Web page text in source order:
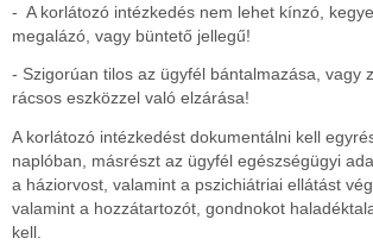
- A korlátozó intézkedés nem lehet kínzó,
megalázó, vagy büntető jellegű!
- Szigorúan tilos az ügyfél bántalmazása, vagy
rácsos eszközzel való elzárása!
A korlátozó intézkedést dokumentálni kell
naplóban, másrészt az ügyfél egészségügyi
a háziorvost, valamint a pszichiátriai ellátást
valamint a hozzátartozót, gondnokot
kell.